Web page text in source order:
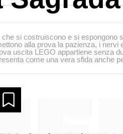
si costruiscono e si espongono
alla prova la pazienza, i nervi
uscita LEGO appartiene senza
come una vera sfida anche